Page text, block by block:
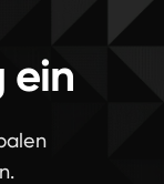
ein